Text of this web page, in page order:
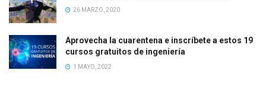
26 MARZO, 2020
Aprovecha la cuarentena e inscríbete a estos 19
cursos gratuitos de ingeniería
1 MAYO, 2022